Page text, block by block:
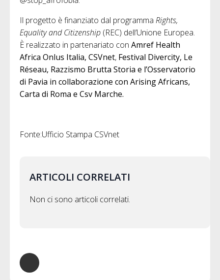
Il progetto è finanziato dal programma Rights,
Equality and Citizenship (REC) dell’Unione Europea.
È realizzato in partenariato con Amref Health
Africa Onlus Italia, CSVnet, Festival Divercity, Le
Réseau, Razzismo Brutta Storia e l’Osservatorio
di Pavia in collaborazione con Arising Africans,
Carta di Roma e Csv Marche.
Fonte:Ufficio Stampa CSVnet
ARTICOLI CORRELATI
Non ci sono articoli correlati.